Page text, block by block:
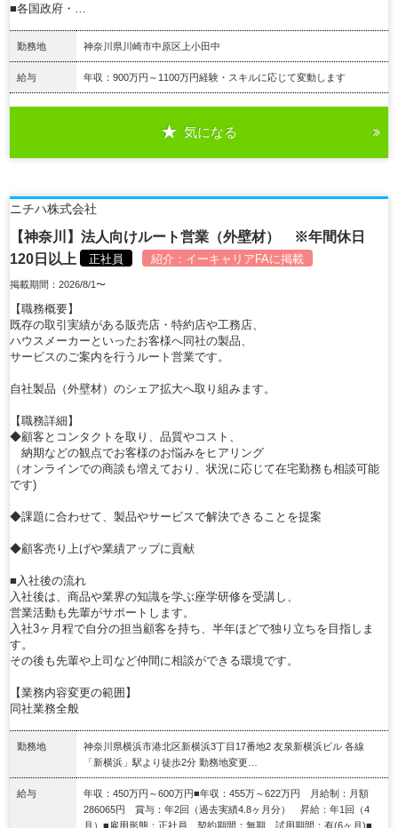
■各国政府・…
勤務地 神奈川県川崎市中原区上小田中
給与 年収：900万円～1100万円経験・スキルに応じて変動します
気になる
ニチハ株式会社
【神奈川】法人向けルート営業（外壁材） ※年間休日
120日以上
正社員 紹介： イーキャリアFAに掲載
掲載期間：2026/8/1〜
【職務概要】
既存の取引実績がある販売店・特約店や工務店、
ハウスメーカーといったお客様へ同社の製品、
サービスのご案内を行うルート営業です。
自社製品（外壁材）のシェア拡大へ取り組みます。
【職務詳細】
◆顧客とコンタクトを取り、品質やコスト、
納期などの観点でお客様のお悩みをヒアリング
（オンラインでの商談も増えており、状況に応じて在宅勤務も相談可能
です)
◆課題に合わせて、製品やサービスで解決できることを提案
◆顧客売り上げや業績アップに貢献
■入社後の流れ
入社後は、商品や業界の知識を学ぶ座学研修を受講し、
営業活動も先輩がサポートします。
入社3ヶ月程で自分の担当顧客を持ち、半年ほどで独り立ちを目指しま
す。
その後も先輩や上司など仲間に相談ができる環境です。
【業務内容変更の範囲】
同社業務全般
勤務地
神奈川県横浜市港北区新横浜3丁目17番地2 友泉新横浜ビル 各線
「新横浜」駅より徒歩2分 勤務地変更…
給与
年収：450万円～600万円■年収：455万～622万円 月給制：月額
286065円 賞与：年2回（過去実績4.8ヶ月分） 昇給：年1回（4
月）■雇用形態：正社員 契約期間：無期 試用期間：有(6ヶ月)■